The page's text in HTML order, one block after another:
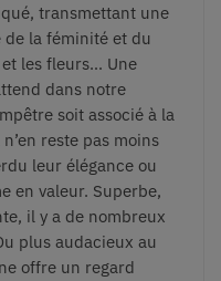
transmettant une
la féminité et du
les fleurs… Une
dans notre
soit associé à la
reste pas moins
leur élégance ou
en valeur. Superbe,
il y a de nombreux
plus audacieux au
offre un regard